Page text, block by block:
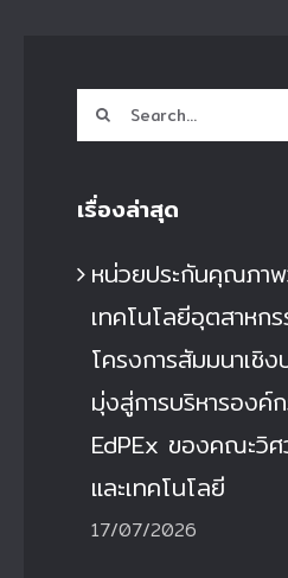
Search
for:
เรื่องล่าสุด
หน่วยประกันคุณภา
เทคโนโลยีอุตสาหก
โครงการสัมมนาเชิ
มุ่งสู่การบริหารองค์
EdPEx ของคณะวิ
และเทคโนโลยี
17/07/2026